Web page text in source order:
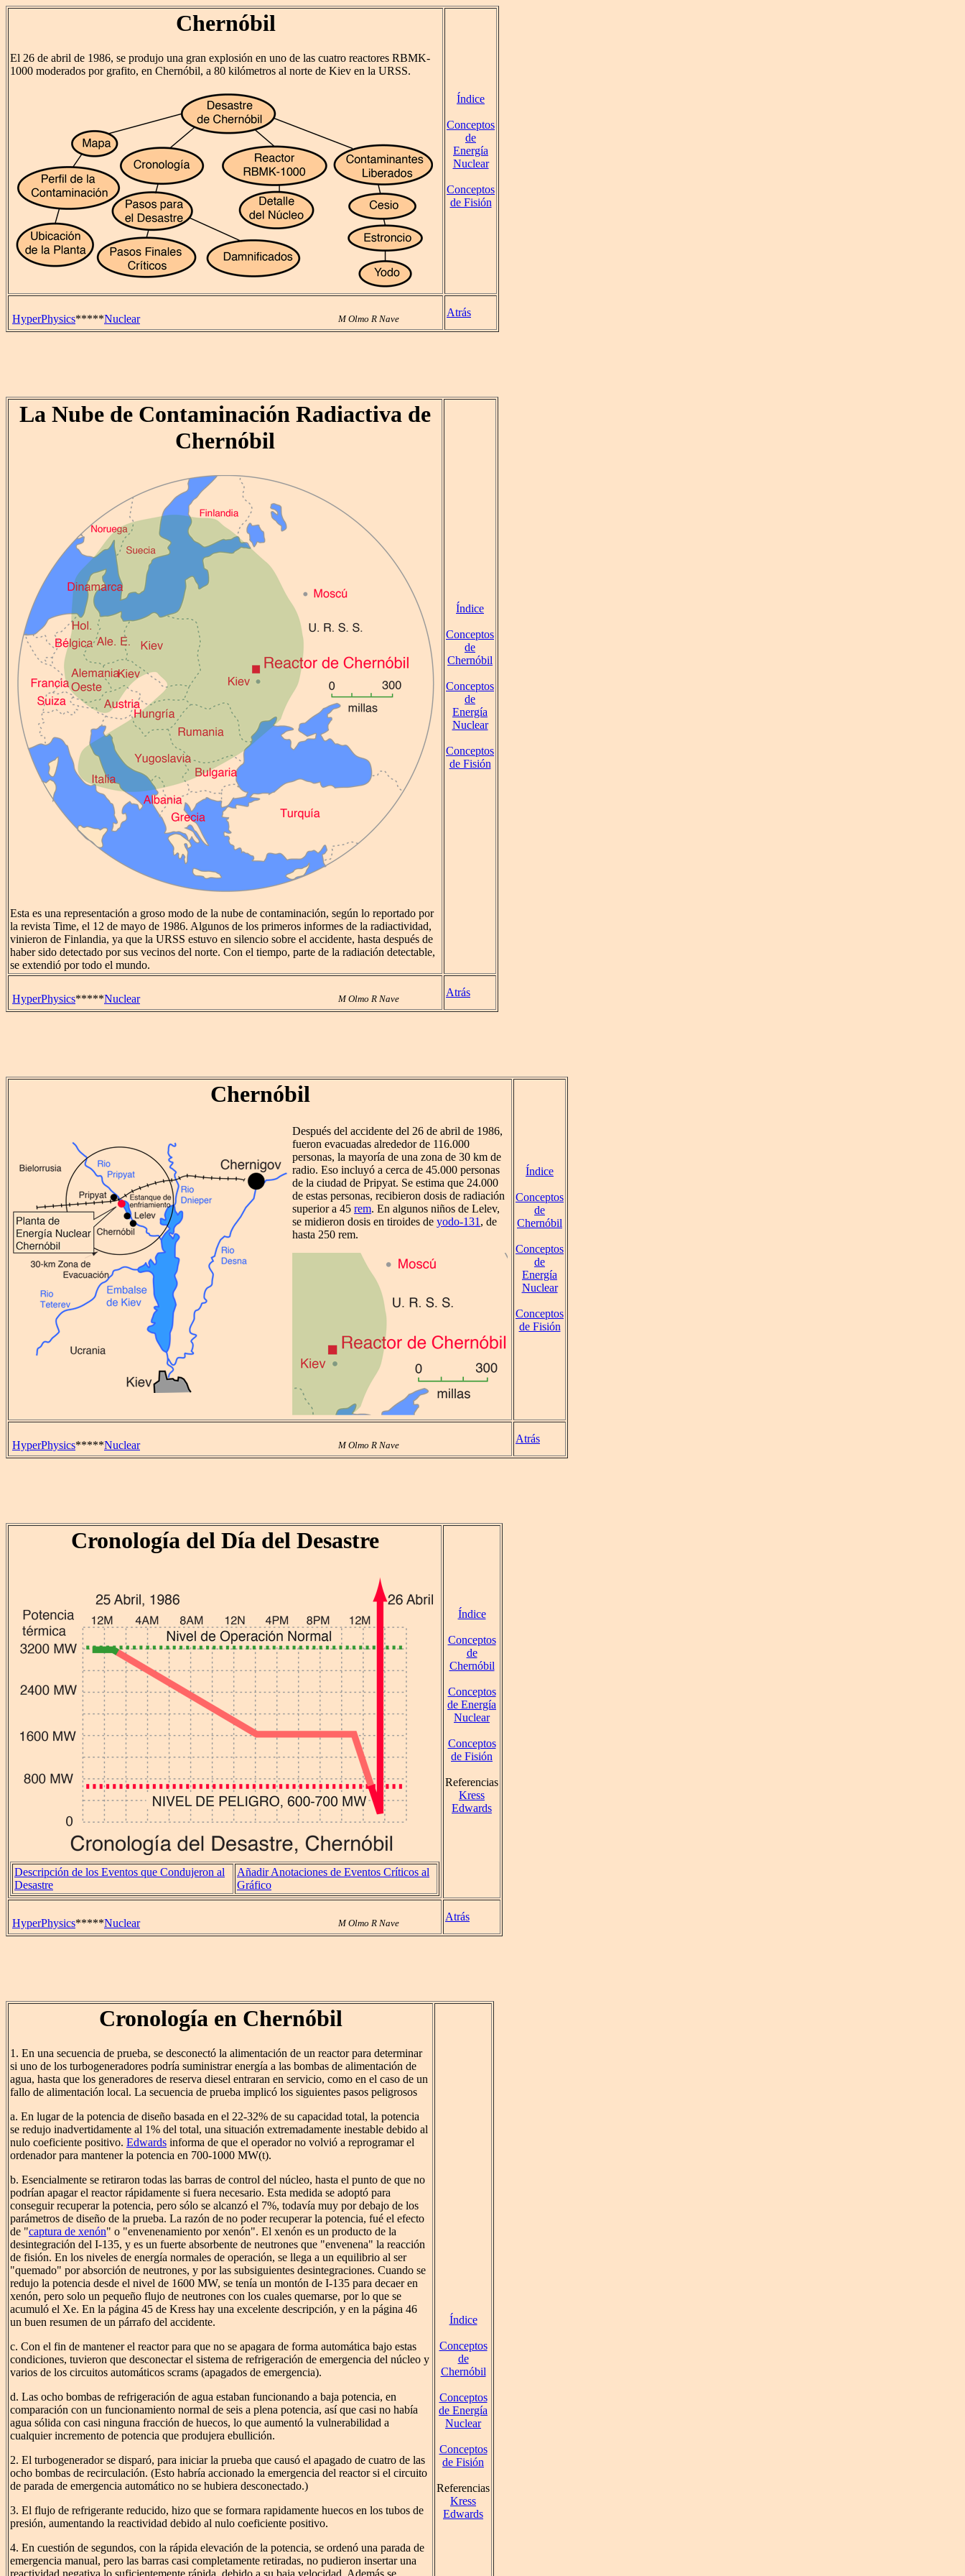
Chernóbil
El 26 de abril de 1986, se produjo una gran explosión en uno de las cuatro reactores RBMK-
1000 moderados por grafito, en Chernóbil, a 80 kilómetros al norte de Kiev en la URSS.
Índice
Conceptos
de
Energía
Nuclear
Conceptos
de Fisión
HyperPhysics*****Nuclear M Olmo R Nave
Atrás
La Nube de Contaminación Radiactiva de
Chernóbil
Esta es una representación a groso modo de la nube de contaminación, según lo reportado por
la revista Time, el 12 de mayo de 1986. Algunos de los primeros informes de la radiactividad,
vinieron de Finlandia, ya que la URSS estuvo en silencio sobre el accidente, hasta después de
haber sido detectado por sus vecinos del norte. Con el tiempo, parte de la radiación detectable,
se extendió por todo el mundo.
Índice
Conceptos
de
Chernóbil
Conceptos
de
Energía
Nuclear
Conceptos
de Fisión
HyperPhysics*****Nuclear M Olmo R Nave
Atrás
Chernóbil
Después del accidente del 26 de abril de 1986,
fueron evacuadas alrededor de 116.000
personas, la mayoría de una zona de 30 km de
radio. Eso incluyó a cerca de 45.000 personas
de la ciudad de Pripyat. Se estima que 24.000
de estas personas, recibieron dosis de radiación
superior a 45 rem. En algunos niños de Lelev,
se midieron dosis en tiroides de yodo-131, de
hasta 250 rem.
Índice
Conceptos
de
Chernóbil
Conceptos
de
Energía
Nuclear
Conceptos
de Fisión
HyperPhysics*****Nuclear M Olmo R Nave
Atrás
Cronología del Día del Desastre
Descripción de los Eventos que Condujeron al
Desastre
Añadir Anotaciones de Eventos Críticos al
Gráfico
Índice
Conceptos
de
Chernóbil
Conceptos
de Energía
Nuclear
Conceptos
de Fisión
Referencias
Kress
Edwards
HyperPhysics*****Nuclear M Olmo R Nave
Atrás
Cronología en Chernóbil
1. En una secuencia de prueba, se desconectó la alimentación de un reactor para determinar
si uno de los turbogeneradores podría suministrar energía a las bombas de alimentación de
agua, hasta que los generadores de reserva diesel entraran en servicio, como en el caso de un
fallo de alimentación local. La secuencia de prueba implicó los siguientes pasos peligrosos
a. En lugar de la potencia de diseño basada en el 22-32% de su capacidad total, la potencia
se redujo inadvertidamente al 1% del total, una situación extremadamente inestable debido al
nulo coeficiente positivo. Edwards informa de que el operador no volvió a reprogramar el
ordenador para mantener la potencia en 700-1000 MW(t).
b. Esencialmente se retiraron todas las barras de control del núcleo, hasta el punto de que no
podrían apagar el reactor rápidamente si fuera necesario. Esta medida se adoptó para
conseguir recuperar la potencia, pero sólo se alcanzó el 7%, todavía muy por debajo de los
parámetros de diseño de la prueba. La razón de no poder recuperar la potencia, fué el efecto
de "captura de xenón" o "envenenamiento por xenón". El xenón es un producto de la
desintegración del I-135, y es un fuerte absorbente de neutrones que "envenena" la reacción
de fisión. En los niveles de energía normales de operación, se llega a un equilibrio al ser
"quemado" por absorción de neutrones, y por las subsiguientes desintegraciones. Cuando se
redujo la potencia desde el nivel de 1600 MW, se tenía un montón de I-135 para decaer en
xenón, pero solo un pequeño flujo de neutrones con los cuales quemarse, por lo que se
acumuló el Xe. En la página 45 de Kress hay una excelente descripción, y en la página 46
un buen resumen de un párrafo del accidente.
c. Con el fin de mantener el reactor para que no se apagara de forma automática bajo estas
condiciones, tuvieron que desconectar el sistema de refrigeración de emergencia del núcleo y
varios de los circuitos automáticos scrams (apagados de emergencia).
d. Las ocho bombas de refrigeración de agua estaban funcionando a baja potencia, en
comparación con un funcionamiento normal de seis a plena potencia, así que casi no había
agua sólida con casi ninguna fracción de huecos, lo que aumentó la vulnerabilidad a
cualquier incremento de potencia que produjera ebullición.
2. El turbogenerador se disparó, para iniciar la prueba que causó el apagado de cuatro de las
ocho bombas de recirculación. (Esto habría accionado la emergencia del reactor si el circuito
de parada de emergencia automático no se hubiera desconectado.)
3. El flujo de refrigerante reducido, hizo que se formara rapidamente huecos en los tubos de
presión, aumentando la reactividad debido al nulo coeficiente positivo.
4. En cuestión de segundos, con la rápida elevación de la potencia, se ordenó una parada de
emergencia manual, pero las barras casi completamente retiradas, no pudieron insertar una
Índice
Conceptos
de
Chernóbil
Conceptos
de Energía
Nuclear
Conceptos
de Fisión
Referencias
Kress
Edwards